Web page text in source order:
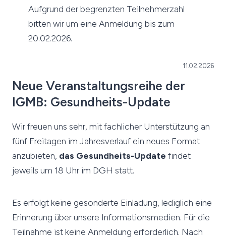
Aufgrund der begrenzten Teilnehmerzahl
bitten wir um eine Anmeldung bis zum
20.02.2026.
11.02.2026
Neue Veranstaltungsreihe der
IGMB: Gesundheits-Update
Wir freuen uns sehr, mit fachlicher Unterstützung an
fünf Freitagen im Jahresverlauf ein neues Format
anzubieten, das Gesundheits-Update findet
jeweils um 18 Uhr im DGH statt.
Es erfolgt keine gesonderte Einladung, lediglich eine
Erinnerung über unsere Informationsmedien. Für die
Teilnahme ist keine Anmeldung erforderlich. Nach